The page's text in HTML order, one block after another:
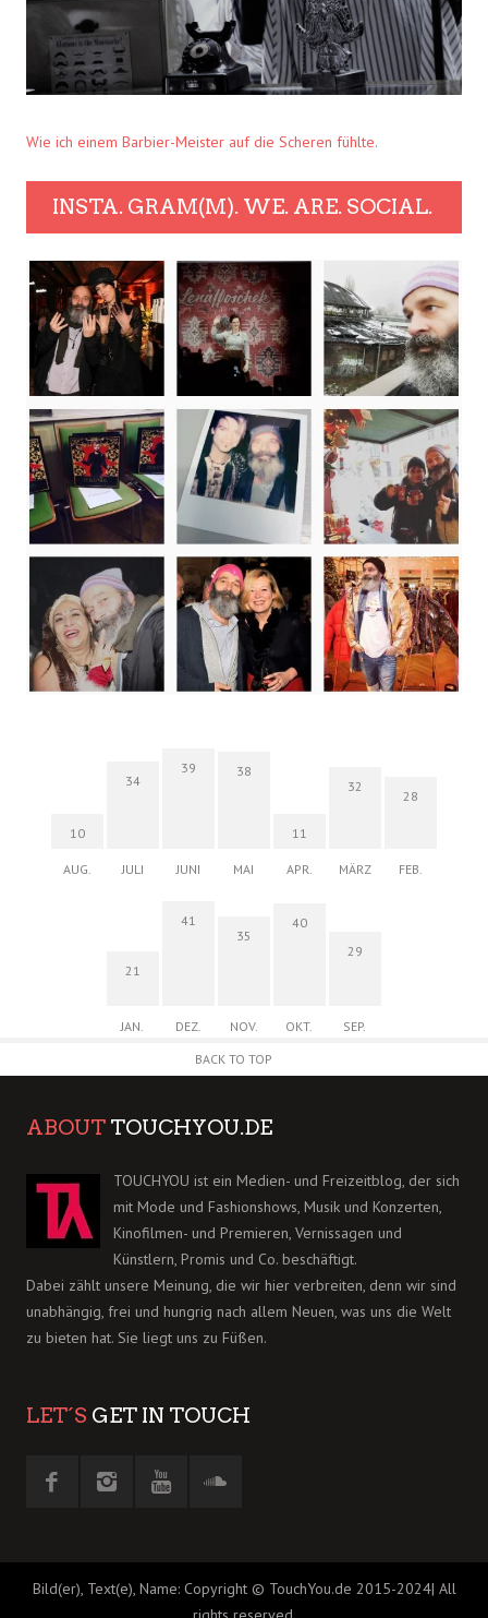
Wie ich einem Barbier-Meister auf die Scheren fühlte.
INSTA. GRAM(M). WE. ARE. SOCIAL.
10
AUG.
34
JULI
39
JUNI
38
MAI
11
APR.
32
MÄRZ
28
FEB.
21
JAN.
41
DEZ.
35
NOV.
40
OKT.
29
SEP.
BACK TO TOP
ABOUT TOUCHYOU.DE
TOUCHYOU ist ein Medien- und Freizeitblog, der sich
mit Mode und Fashionshows, Musik und Konzerten,
Kinofilmen- und Premieren, Vernissagen und
Künstlern, Promis und Co. beschäftigt.
Dabei zählt unsere Meinung, die wir hier verbreiten, denn wir sind
unabhängig, frei und hungrig nach allem Neuen, was uns die Welt
zu bieten hat. Sie liegt uns zu Füßen.
LET´S GET IN TOUCH
Bild(er), Text(e), Name: Copyright © TouchYou.de 2015-2024| All